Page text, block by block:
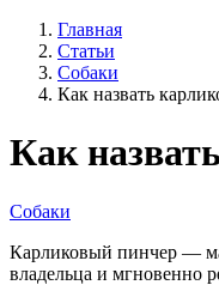
Главная
Статьи
Собаки
Как назвать
Как
Собаки
Карликовый пинчер —
владельца и мгновенно